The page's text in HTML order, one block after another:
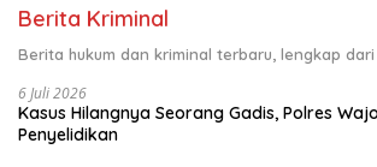
Berita Kriminal
Berita hukum dan kriminal terbaru, lengkap
6 Juli 2026
Kasus Hilangnya Seorang Gadis, Polres
Penyelidikan